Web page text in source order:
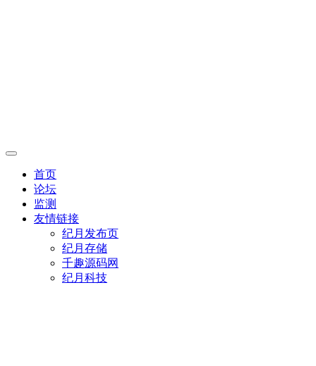
首页
论坛
监测
友情链接
纪月发布页
纪月存储
千趣源码网
纪月科技